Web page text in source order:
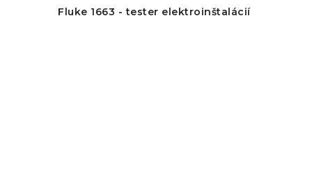
Fluke 1663 - tester elektroinštalácií